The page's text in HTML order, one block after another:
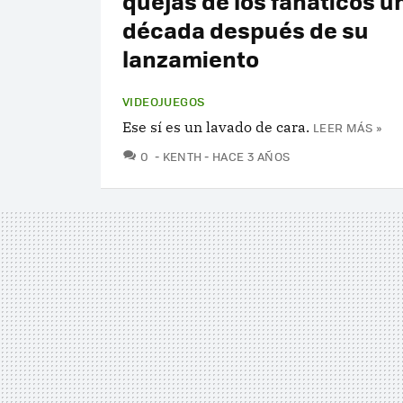
década después de su
lanzamiento
VIDEOJUEGOS
Ese sí es un lavado de cara. LEER MÁS »
0 COMENTARIOS
KENTH HACE 3 AÑOS